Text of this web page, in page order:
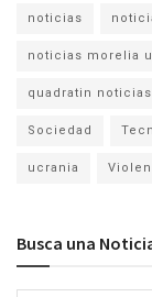
noticias
noticias morelia
quadratin noticias
Sociedad
ucrania
Busca una